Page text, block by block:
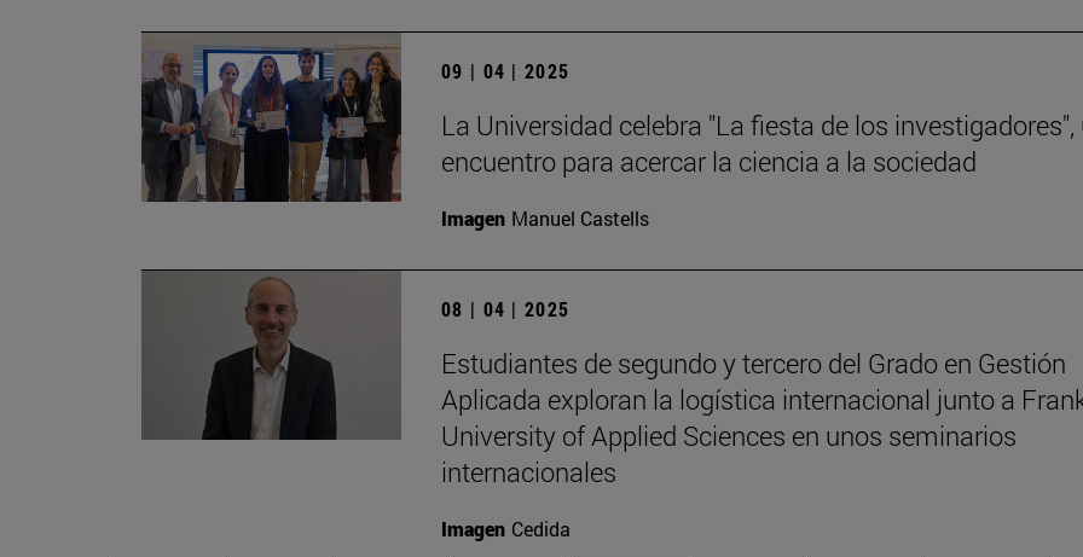
09 | 04 | 2025
La Universidad celebra "La fiesta de los investigadores",
encuentro para acercar la ciencia a la sociedad
Imagen Manuel Castells
08 | 04 | 2025
Estudiantes de segundo y tercero del Grado en Gestión
Aplicada exploran la logística internacional junto a
University of Applied Sciences en unos seminarios
internacionales
Imagen Cedida